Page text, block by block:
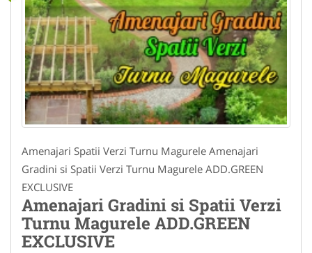
Amenajari Spatii Verzi Turnu Magurele Amenajari
Gradini si Spatii Verzi Turnu Magurele ADD.GREEN
EXCLUSIVE
Amenajari Gradini si Spatii Verzi
Turnu Magurele ADD.GREEN
EXCLUSIVE